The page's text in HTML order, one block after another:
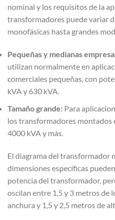
nominal y los requisitos de la
transformadores puede variar
monofásicas hasta grandes
Pequeñas y medianas
utilizan normalmente en
comerciales pequeñas, con
kVA y 630 kVA.
Tamaño grande: Para
los transformadores montados
4000 kVA y más.
El diagrama del transformador
dimensiones específicas
potencia del transformador,
oscilan entre 1,5 y 3 metros de
anchura y 1,5 y 2,5 metros de